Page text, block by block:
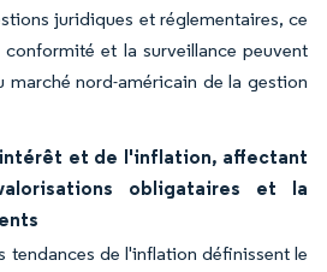
juridiques et réglementaires, ce
et la surveillance peuvent
marché nord-américain de la gestion
et de l'inflation, affectant
obligataires et la
tendances de l'inflation définissent le